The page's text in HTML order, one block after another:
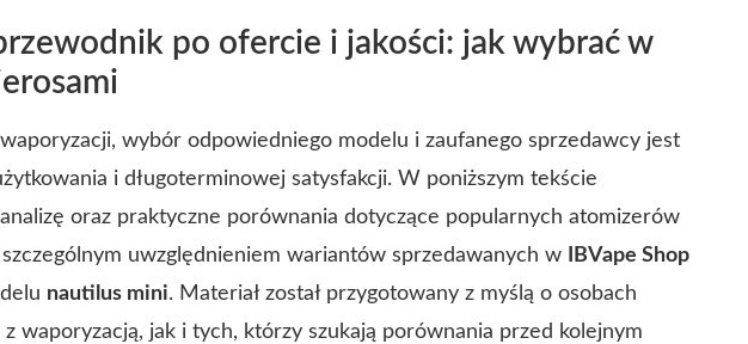
po ofercie i jakości: jak wybrać w
wybór odpowiedniego modelu i zaufanego sprzedawcy jest
i długoterminowej satysfakcji. W poniższym tekście
analizę oraz praktyczne porównania dotyczące popularnych atomizerów
uwzględnieniem wariantów sprzedawanych w
IBVape Shop
nautilus mini. Materiał został przygotowany z myślą o osobach
waporyzacją, jak i tych, którzy szukają porównania przed kolejnym